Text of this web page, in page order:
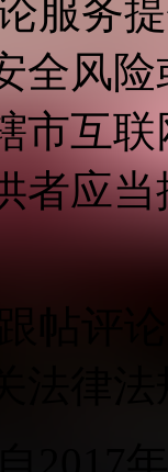
服务
全风
市互
者应
帖评
法律
2017